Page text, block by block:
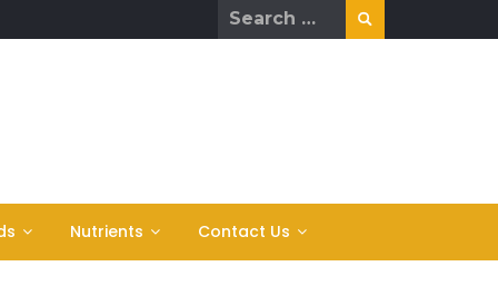
Search
for:
Nutrients Contact Us